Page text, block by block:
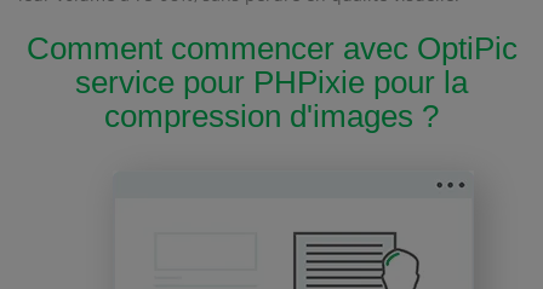
Comment commencer avec OptiPic
service pour PHPixie pour la
compression d'images ?